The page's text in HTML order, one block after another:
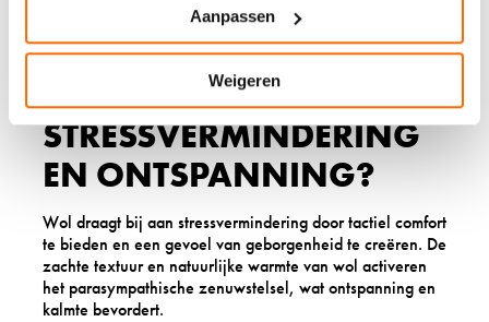
Aanpassen
Weigeren
WELKE ROL SPEELT WOL
BIJ
STRESSVERMINDERING
EN ONTSPANNING?
Wol draagt bij aan stressvermindering door tactiel comfort
te bieden en een gevoel van geborgenheid te creëren. De
zachte textuur en natuurlijke warmte van wol activeren
het parasympathische zenuwstelsel, wat ontspanning en
kalmte bevordert.